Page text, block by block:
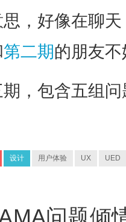
，好像在聊
第二期的朋友
，包含五组
设计 用户体验 UX UED
问题倾